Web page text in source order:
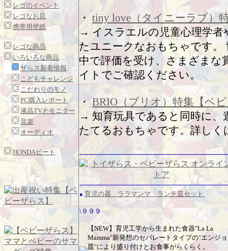
レゴのイベント
レゴなお店
携帯用壁紙
レゴな商品
いろいろな商品
ザらス新着情報
こどもチャレンジ
こだわりのモノ
PC購入レポート
液晶TVとモニター
音楽
オーディオ
HONDAビート
・ tiny love（タイニーラブ）
→ イスラエルの児童心理学者
たユニークなおもちゃです。
中で評価を受け、さまざまな
イトでご確認ください。
・BRIO（ブリオ）特集【ベ
→ 知育玩具であると同時に、
たてるおもちゃです。詳し
● 育児の器 ララマンマ ランチ皿セット
\９９９
【NEW】育児工学から生まれた食器"La La
Mamma"新発想のセパレートタイプの"エンジ
皿"により盛り付けとお食事がらくらく。